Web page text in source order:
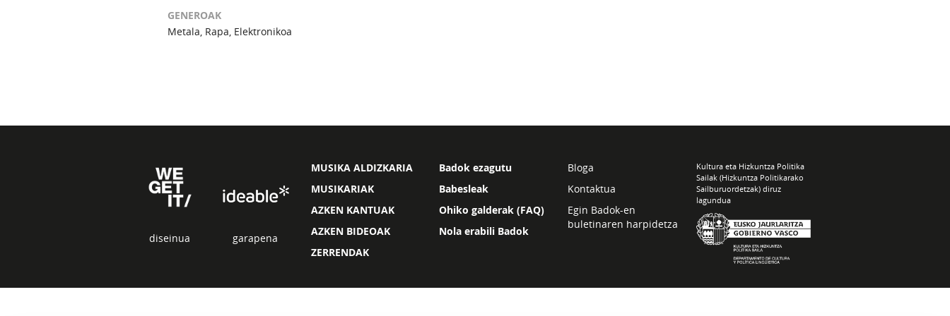
GENEROAK
Metala, Rapa, Elektronikoa
diseinua garapena
MUSIKA ALDIZKARIA
MUSIKARIAK
AZKEN KANTUAK
AZKEN BIDEOAK
ZERRENDAK
Badok ezagutu
Babesleak
Ohiko galderak (FAQ)
Nola erabili Badok
Bloga
Kontaktua
Egin Badok-en
buletinaren harpidetza
Kultura eta Hizkuntza Politika
Sailak (Hizkuntza Politikarako
Sailburuordetzak) diruz
lagundua